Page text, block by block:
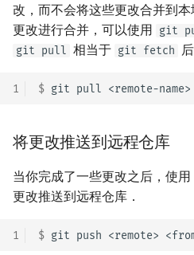
改，而不会将这些更改合并到
更改进行合并，可以使用
git
git pull 相当于 git fetch 后
1 $ git pull <remote-name>
将更改推送到远程仓库
当你完成了一些更改之后，使用
更改推送到远程仓库．
1 $ git push <remote>